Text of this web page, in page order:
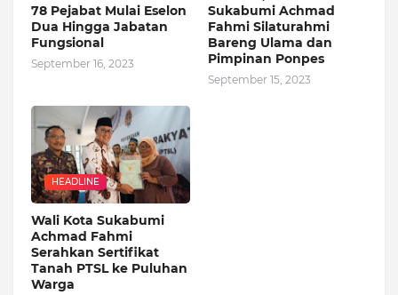
78 Pejabat Mulai Eselon
Dua Hingga Jabatan
Fungsional
September 16, 2023
Sukabumi Achmad
Fahmi Silaturahmi
Bareng Ulama dan
Pimpinan Ponpes
September 15, 2023
HEADLINE
Wali Kota Sukabumi
Achmad Fahmi
Serahkan Sertifikat
Tanah PTSL ke Puluhan
Warga